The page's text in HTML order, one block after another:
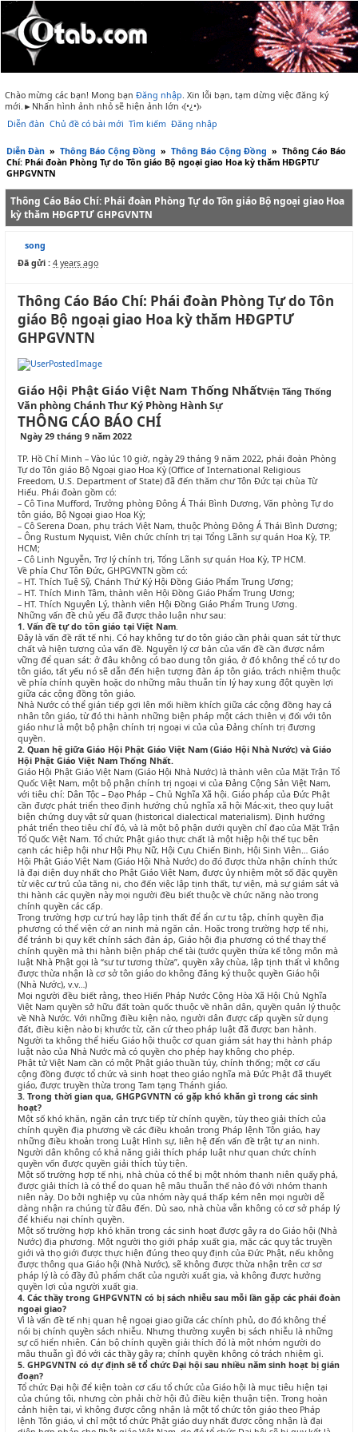
Chào mừng các bạn! Mong bạn Đăng nhập. Xin lỗi bạn, tạm dừng việc đăng ký
mới.►Nhấn hình ảnh nhỏ sẽ hiện ảnh lớn ‹(•¿•)›
Diễn đàn Chủ đề có bài mới Tìm kiếm Đăng nhập
Diễn Đàn » Thông Báo Cộng Đồng » Thông Báo Cộng Đồng » Thông Cáo Báo
Chí: Phái đoàn Phòng Tự do Tôn giáo Bộ ngoại giao Hoa kỳ thăm HĐGPTƯ
GHPGVNTN
Thông Cáo Báo Chí: Phái đoàn Phòng Tự do Tôn giáo Bộ ngoại giao Hoa
kỳ thăm HĐGPTƯ GHPGVNTN
song
Đã gửi : 4 years ago
Thông Cáo Báo Chí: Phái đoàn Phòng Tự do Tôn
giáo Bộ ngoại giao Hoa kỳ thăm HĐGPTƯ
GHPGVNTN
Giáo Hội Phật Giáo Việt Nam Thống NhấtViện Tăng Thống
Văn phòng Chánh Thư Ký Phòng Hành Sự
THÔNG CÁO BÁO CHÍ
Ngày 29 tháng 9 năm 2022
TP. Hồ Chí Minh – Vào lúc 10 giờ, ngày 29 tháng 9 năm 2022, phái đoàn Phòng
Tự do Tôn giáo Bộ Ngoại giao Hoa Kỳ (Office of International Religious
Freedom, U.S. Department of State) đã đến thăm chư Tôn Đức tại chùa Từ
Hiếu. Phái đoàn gồm có:
– Cô Tina Mufford, Trưởng phòng Đông Á Thái Bình Dương, Văn phòng Tự do
tôn giáo, Bộ Ngoại giao Hoa Kỳ;
– Cô Serena Doan, phụ trách Việt Nam, thuộc Phòng Đông Á Thái Bình Dương;
– Ông Rustum Nyquist, Viên chức chính trị tại Tổng Lãnh sự quán Hoa Kỳ, TP.
HCM;
– Cô Linh Nguyễn, Trợ lý chính trị, Tổng Lãnh sự quán Hoa Kỳ, TP HCM.
Về phía Chư Tôn Đức, GHPGVNTN gồm có:
– HT. Thích Tuệ Sỹ, Chánh Thứ Ký Hội Đồng Giáo Phẩm Trung Ương;
– HT. Thích Minh Tâm, thành viên Hội Đồng Giáo Phẩm Trung Ương;
– HT. Thích Nguyên Lý, thành viên Hội Đồng Giáo Phẩm Trung Ương.
Những vấn đề chủ yếu đã được thảo luận như sau:
1. Vấn đề tự do tôn giáo tại Việt Nam.
Đây là vấn đề rất tế nhị. Có hay không tự do tôn giáo cần phải quan sát từ thực
chất và hiện tượng của vấn đề. Nguyên lý cơ bản của vấn đề cần được nắm
vững để quan sát: ở đâu không có bao dung tôn giáo, ở đó không thể có tự do
tôn giáo, tất yếu nó sẽ dẫn đến hiện tượng đàn áp tôn giáo, trách nhiệm thuộc
về phía chính quyền hoặc do những mâu thuẫn tín lý hay xung đột quyền lợi
giữa các cộng đồng tôn giáo.
Nhà Nước có thể gián tiếp gợi lên mối hiềm khích giữa các cộng đồng hay cá
nhân tôn giáo, từ đó thi hành những biện pháp một cách thiên vị đối với tôn
giáo như là một bộ phận chính trị ngoại vi của của Đảng chính trị đương
quyền.
2. Quan hệ giữa Giáo Hội Phật Giáo Việt Nam (Giáo Hội Nhà Nước) và Giáo
Hội Phật Giáo Việt Nam Thống Nhất.
Giáo Hội Phật Giáo Việt Nam (Giáo Hội Nhà Nước) là thành viên của Mặt Trận Tổ
Quốc Việt Nam, một bộ phận chính trị ngoại vi của Đảng Cộng Sản Việt Nam,
với tiêu chí: Dân Tộc – Đạo Pháp – Chủ Nghĩa Xã hội. Giáo pháp của Đức Phật
cần được phát triển theo định hướng chủ nghĩa xã hội Mác-xit, theo quy luật
biện chứng duy vật sử quan (historical dialectical materialism). Định hướng
phát triển theo tiêu chí đó, và là một bộ phận dưới quyền chỉ đạo của Mặt Trận
Tổ Quốc Việt Nam. Tổ chức Phật giáo thực chất là một hiệp hội thế tục bên
cạnh các hiệp hội như Hội Phụ Nữ, Hội Cựu Chiến Binh, Hội Sinh Viên… Giáo
Hội Phật Giáo Việt Nam (Giáo Hội Nhà Nước) do đó được thừa nhận chính thức
là đại diện duy nhất cho Phật Giáo Việt Nam, được ủy nhiệm một số đặc quyền
từ việc cư trú của tăng ni, cho đến việc lập tịnh thất, tự viện, mà sự giám sát và
thi hành các quyền này mọi người đều biết thuộc về chức năng nào trong
chính quyền các cấp.
Trong trường hợp cư trú hay lập tịnh thất để ẩn cư tu tập, chính quyền địa
phương có thể viện cớ an ninh mà ngăn cản. Hoặc trong trường hợp tế nhị,
để tránh bị quy kết chính sách đàn áp, Giáo hội địa phương có thể thay thế
chính quyền mà thi hành biện pháp chế tài (tước quyền thừa kế tông môn mà
luật Nhà Phật gọi là “sư tư tương thừa”, quyền xây chùa, lập tịnh thất vì không
được thừa nhận là cơ sở tôn giáo do không đăng ký thuộc quyền Giáo hội
(Nhà Nước), v.v…)
Mọi người đều biết rằng, theo Hiến Pháp Nước Cộng Hòa Xã Hội Chủ Nghĩa
Việt Nam quyền sở hữu đất toàn quốc thuộc về nhân dân, quyền quản lý thuộc
về Nhà Nước. Với những điều kiện nào, người dân được cấp quyền sử dụng
đất, điều kiện nào bị khước từ, căn cứ theo pháp luật đã được ban hành.
Người ta không thể hiểu Giáo hội thuộc cơ quan giám sát hay thi hành pháp
luật nào của Nhà Nước mà có quyền cho phép hay không cho phép.
Phật tử Việt Nam cần có một Phật giáo thuần túy, chính thống; một cơ cấu
cộng đồng được tổ chức và sinh hoạt theo giáo nghĩa mà Đức Phật đã thuyết
giáo, được truyền thừa trong Tam tạng Thánh giáo.
3. Trong thời gian qua, GHGPGVNTN có gặp khó khăn gì trong các sinh
hoạt?
Một số khó khăn, ngăn cản trực tiếp từ chính quyền, tùy theo giải thích của
chính quyền địa phương về các điều khoản trong Pháp lệnh Tôn giáo, hay
những điều khoản trong Luật Hình sự, liên hệ đến vấn đề trật tự an ninh.
Người dân không có khả năng giải thích pháp luật như quan chức chính
quyền vốn được quyền giải thích tùy tiện.
Một số trường hợp tế nhị, nhà chùa có thể bị một nhóm thanh niên quấy phá,
được giải thích là có thể do quan hệ mâu thuẫn thế nào đó với nhóm thanh
niên này. Do bởi nghiệp vụ của nhóm này quá thấp kém nên mọi người dễ
dàng nhận ra chúng từ đâu đến. Dù sao, nhà chùa vẫn không có cơ sở pháp lý
để khiếu nại chính quyền.
Một số trường hợp khó khăn trong các sinh hoạt được gây ra do Giáo hội (Nhà
Nước) địa phương. Một người thọ giới pháp xuất gia, mặc các quy tắc truyền
giới và thọ giới được thực hiện đúng theo quy định của Đức Phật, nếu không
được thông qua Giáo hội (Nhà Nước), sẽ không được thừa nhận trên cơ sơ
pháp lý là có đầy đủ phẩm chất của người xuất gia, và không được hưởng
quyền lợi của người xuất gia.
4. Các thầy trong GHPGVNTN có bị sách nhiễu sau mỗi lần gặp các phái đoàn
ngoại giao?
Vì là vấn đề tế nhị quan hệ ngoại giao giữa các chính phủ, do đó không thể
nói bị chính quyền sách nhiễu. Nhưng thường xuyên bị sách nhiễu là những
sự cố hiển nhiên. Cán bộ chính quyền giải thích đó là một nhóm người do
mâu thuẫn gì đó với các thầy gây ra; chính quyền không có trách nhiệm gì.
5. GHPGVNTN có dự định sẽ tổ chức Đại hội sau nhiều năm sinh hoạt bị gián
đoạn?
Tổ chức Đại hội để kiện toàn cơ cấu tổ chức của Giáo hội là mục tiêu hiện tại
của chúng tôi, nhưng còn phải chờ hội đủ điều kiện thuận tiện. Trong hoàn
cảnh hiện tại, vì không được công nhận là một tổ chức tôn giáo theo Pháp
lệnh Tôn giáo, vì chỉ một tổ chức Phật giáo duy nhất được công nhận là đại